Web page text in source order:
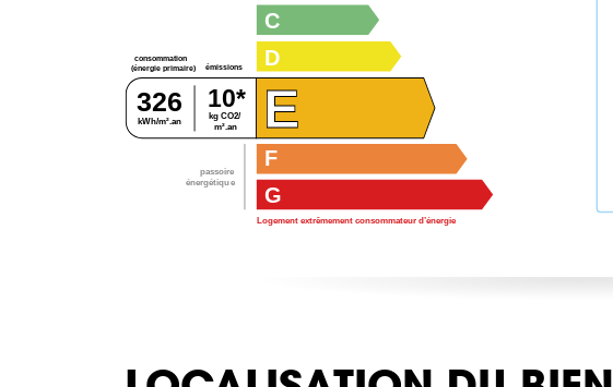
passoire
énergétique
consommation
(énergie primaire)
émissions
kg CO2/
m².an
kWh/m².an
326 10*
G
Logement extrêmement consommateur d’énergie
F
E
D
C